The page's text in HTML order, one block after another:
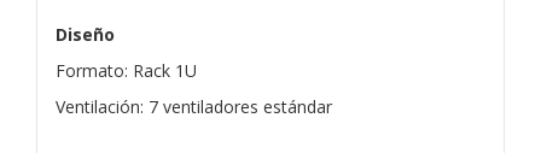
Diseño
Formato: Rack 1U
Ventilación: 7 ventiladores estándar